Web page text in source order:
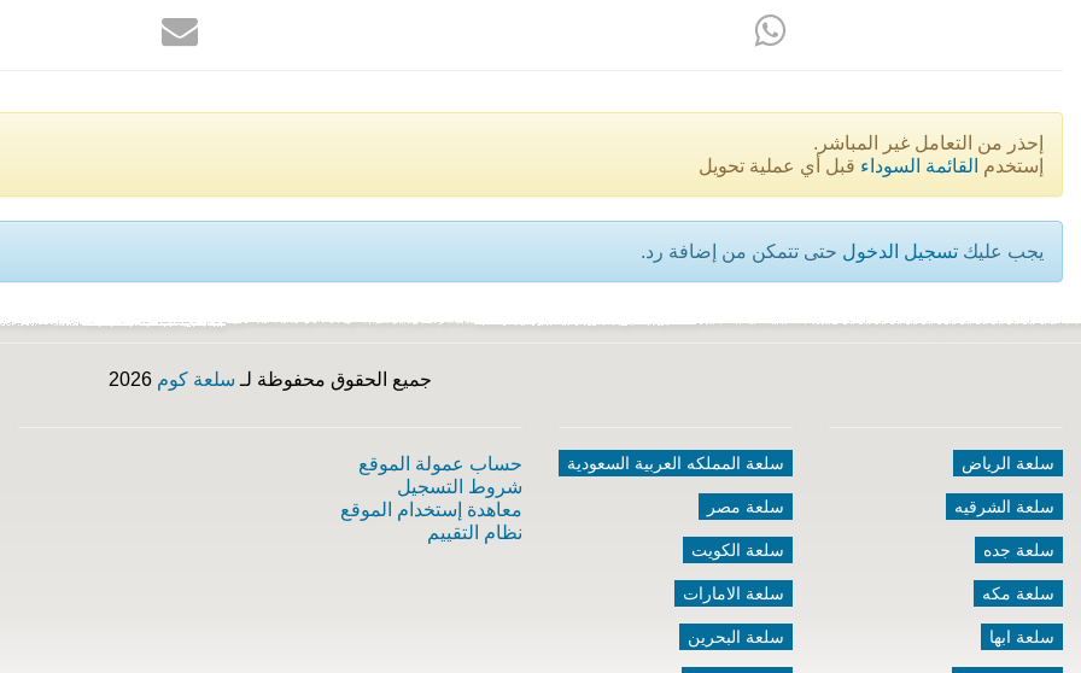
إحذر من التعامل غير المباشر.
إستخدم القائمة السوداء قبل أي عملية تحويل
يجب عليك تسجيل الدخول حتى تتمكن من إضافة رد.
جميع الحقوق محفوظة لـ سلعة كوم
سلعة الرياض
سلعة الشرقيه
سلعة جده
سلعة مكه
سلعة ابها
سلعة المملكه العربية السعودية
سلعة مصر
سلعة الكويت
سلعة الامارات
سلعة البحرين
حساب عمولة الموقع
شروط التسجيل
معاهدة إستخدام الموقع
نظام التقييم